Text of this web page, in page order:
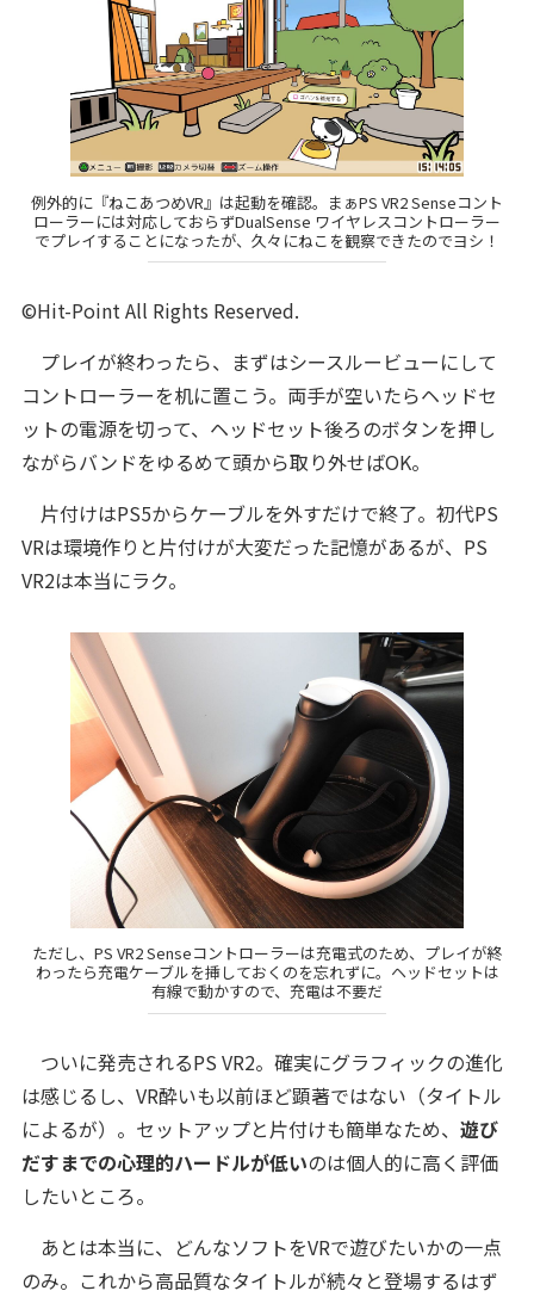
例外的に『ねこあつめVR』は起動を確認。まぁPS VR2 Senseコント
ローラーには対応しておらずDualSense ワイヤレスコントローラー
でプレイすることになったが、久々にねこを観察できたのでヨシ！
©Hit-Point All Rights Reserved.
プレイが終わったら、まずはシースルービューにして
コントローラーを机に置こう。両手が空いたらヘッドセ
ットの電源を切って、ヘッドセット後ろのボタンを押し
ながらバンドをゆるめて頭から取り外せばOK。
片付けはPS5からケーブルを外すだけで終了。初代PS
VRは環境作りと片付けが大変だった記憶があるが、PS
VR2は本当にラク。
ただし、PS VR2 Senseコントローラーは充電式のため、プレイが終
わったら充電ケーブルを挿しておくのを忘れずに。ヘッドセットは
有線で動かすので、充電は不要だ
ついに発売されるPS VR2。確実にグラフィックの進化
は感じるし、VR酔いも以前ほど顕著ではない（タイトル
によるが）。セットアップと片付けも簡単なため、 遊び
だすまでの心理的ハードルが低いのは個人的に高く評価
したいところ。
あとは本当に、どんなソフトをVRで遊びたいかの一点
のみ。これから高品質なタイトルが続々と登場するはず